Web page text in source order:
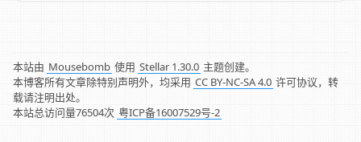
本站由 Mousebomb 使用 Stellar 1.30.0 主题创建。
本博客所有文章除特别声明外，均采用 CC BY-NC-SA 4.0 许可协议，转
载请注明出处。
本站总访问量76504次 粤ICP备16007529号-2